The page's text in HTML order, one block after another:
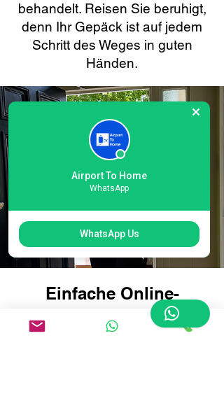
behandelt. Reisen Sie beruhigt,
denn Ihr Gepäck ist auf jedem
Schritt des Weges in guten
Händen.
Einfache Online-
Buchung für die
Airport To Home
WhatsApp
WhatsApp Us